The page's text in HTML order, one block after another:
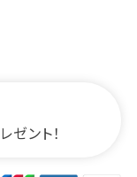
ゼント！